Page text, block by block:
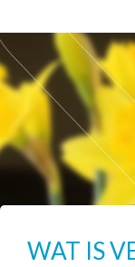
WAT IS